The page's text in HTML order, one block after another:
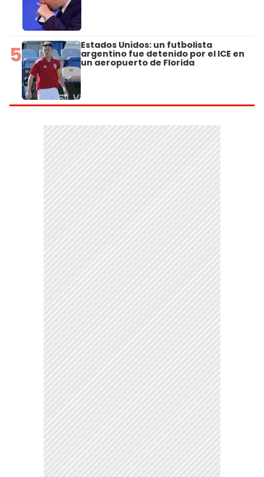
5 Estados Unidos: un futbolista
argentino fue detenido por el ICE en
un aeropuerto de Florida